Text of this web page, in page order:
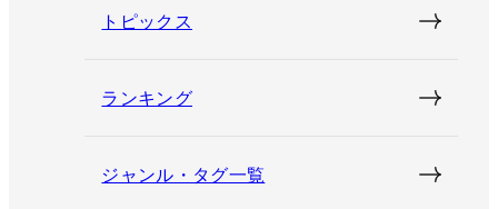
トピックス
ランキング
ジャンル・タグ一覧